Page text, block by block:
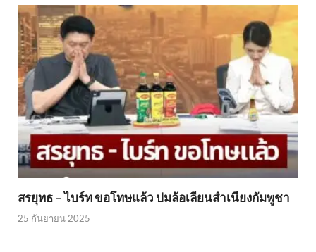
สรยุทธ – ไบร์ท ขอโทษแล้ว ปมล้อเลียนสำเนียงกัมพูชา
25 กันยายน 2025